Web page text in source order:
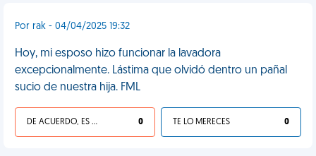
Por rak - 04/04/2025 19:32
Hoy, mi esposo hizo funcionar la lavadora
excepcionalmente. Lástima que olvidó dentro un pañal
sucio de nuestra hija. FML
DE ACUERDO, ES UNA VIDA HP 0 TE LO MERECES 0